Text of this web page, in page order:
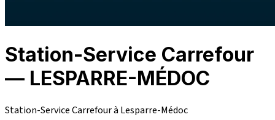
Station-Service Carrefour
— LESPARRE-MÉDOC
Station-Service Carrefour à Lesparre-Médoc